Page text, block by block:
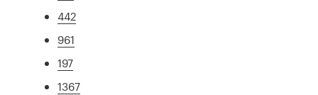
442
961
197
1367